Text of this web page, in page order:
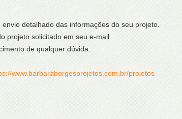
detalhado das informações do seu projeto.
projeto solicitado em seu e-mail.
de qualquer dúvida.
www.barbaraborgesprojetos.com.br/projetos